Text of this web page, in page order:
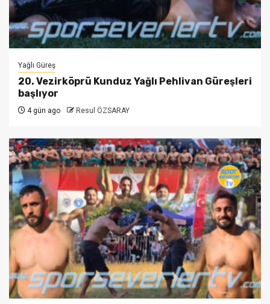
Yağlı Güreş
20. Vezirköprü Kunduz Yağlı Pehlivan Güreşleri
başlıyor
4 gün ago Resul ÖZSARAY